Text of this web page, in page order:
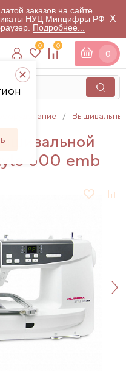
заказов на сайте
НУЦ Минцифры РФ
Подробнее...
X
0 0
0
600 emb